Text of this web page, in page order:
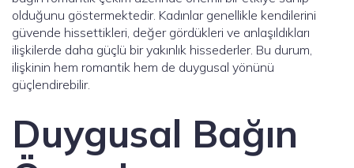
olduğunu göstermektedir. Kadınlar genellikle kendilerini
güvende hissettikleri, değer gördükleri ve anlaşıldıkları
ilişkilerde daha güçlü bir yakınlık hissederler. Bu durum,
ilişkinin hem romantik hem de duygusal yönünü
güçlendirebilir.
Duygusal Bağın